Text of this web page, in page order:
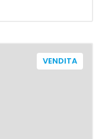
VENDITA